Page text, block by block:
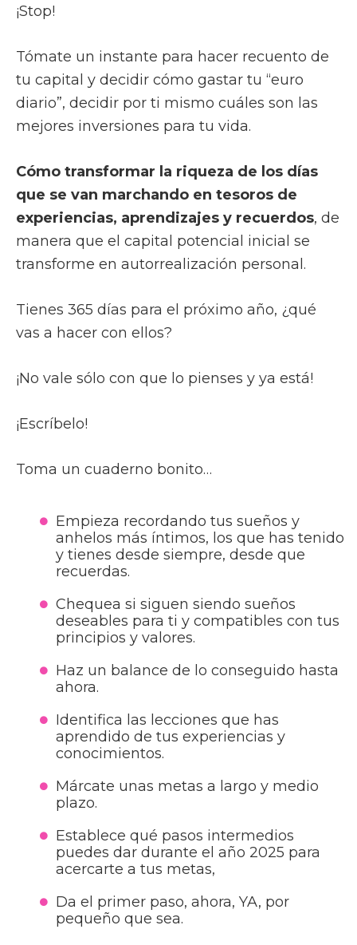
¡Stop!
Tómate un instante para hacer recuento de
tu capital y decidir cómo gastar tu “euro
diario”, decidir por ti mismo cuáles son las
mejores inversiones para tu vida.
Cómo transformar la riqueza de los días
que se van marchando en tesoros de
experiencias, aprendizajes y recuerdos, de
manera que el capital potencial inicial se
transforme en autorrealización personal.
Tienes 365 días para el próximo año, ¿qué
vas a hacer con ellos?
¡No vale sólo con que lo pienses y ya está!
¡Escríbelo!
Toma un cuaderno bonito…
Empieza recordando tus sueños y
anhelos más íntimos, los que has tenido
y tienes desde siempre, desde que
recuerdas.
Chequea si siguen siendo sueños
deseables para ti y compatibles con tus
principios y valores.
Haz un balance de lo conseguido hasta
ahora.
Identifica las lecciones que has
aprendido de tus experiencias y
conocimientos.
Márcate unas metas a largo y medio
plazo.
Establece qué pasos intermedios
puedes dar durante el año 2025 para
acercarte a tus metas,
Da el primer paso, ahora, YA, por
pequeño que sea.